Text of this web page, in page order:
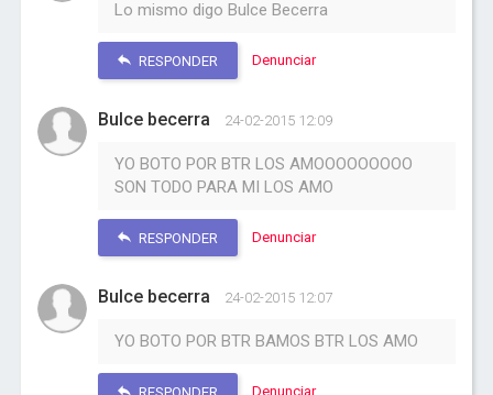
Lo mismo digo Bulce Becerra
RESPONDER Denunciar
Bulce becerra 24-02-2015 12:09
YO BOTO POR BTR LOS AMOOOOOOOOO
SON TODO PARA MI LOS AMO
RESPONDER Denunciar
Bulce becerra 24-02-2015 12:07
YO BOTO POR BTR BAMOS BTR LOS AMO
Denunciar